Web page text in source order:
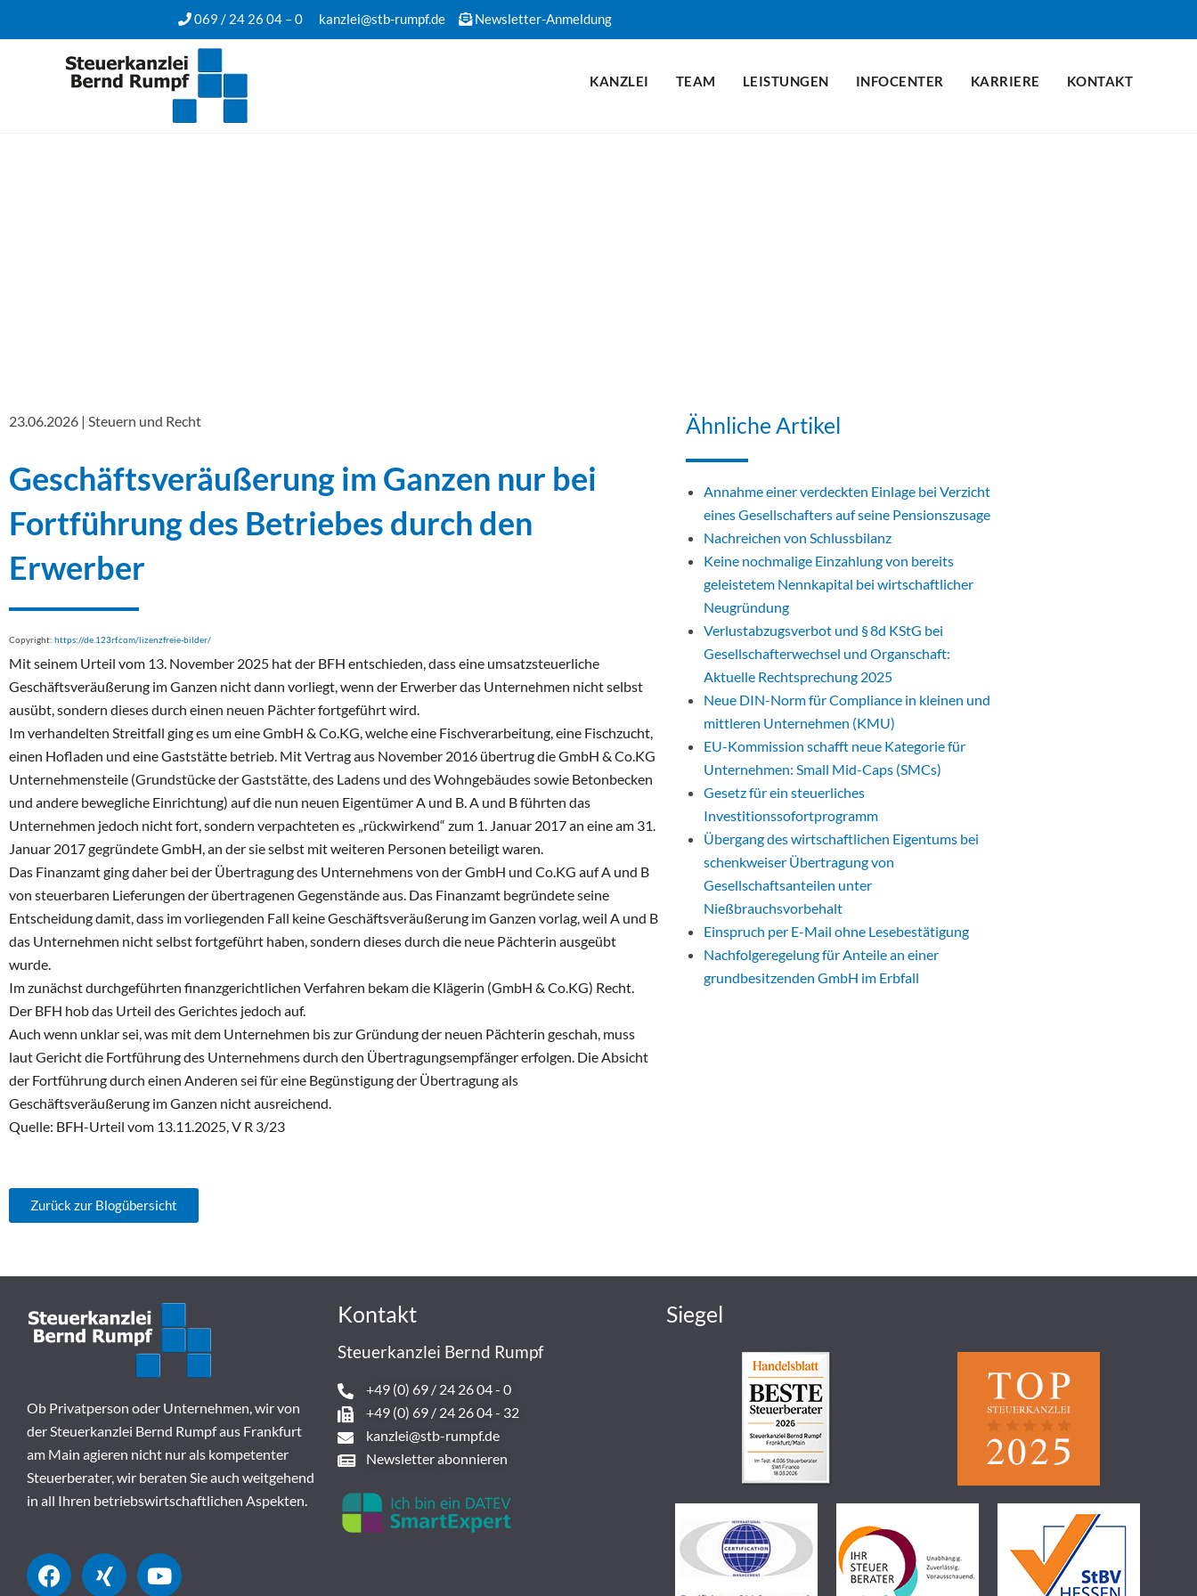
069 / 24 26 04 – 0 kanzlei@stb-rumpf.de Newsletter-Anmeldung
KANZLEI TEAM LEISTUNGEN INFOCENTER KARRIERE KONTAKT
23.06.2026 | Steuern und Recht
Geschäftsveräußerung im Ganzen nur bei
Fortführung des Betriebes durch den
Erwerber
Copyright: https://de.123rf.com/lizenzfreie-bilder/
Mit seinem Urteil vom 13. November 2025 hat der BFH entschieden, dass eine umsatzsteuerliche
Geschäftsveräußerung im Ganzen nicht dann vorliegt, wenn der Erwerber das Unternehmen nicht selbst
ausübt, sondern dieses durch einen neuen Pächter fortgeführt wird.
Im verhandelten Streitfall ging es um eine GmbH & Co.KG, welche eine Fischverarbeitung, eine Fischzucht,
einen Hofladen und eine Gaststätte betrieb. Mit Vertrag aus November 2016 übertrug die GmbH & Co.KG
Unternehmensteile (Grundstücke der Gaststätte, des Ladens und des Wohngebäudes sowie Betonbecken
und andere bewegliche Einrichtung) auf die nun neuen Eigentümer A und B. A und B führten das
Unternehmen jedoch nicht fort, sondern verpachteten es „rückwirkend“ zum 1. Januar 2017 an eine am 31.
Januar 2017 gegründete GmbH, an der sie selbst mit weiteren Personen beteiligt waren.
Das Finanzamt ging daher bei der Übertragung des Unternehmens von der GmbH und Co.KG auf A und B
von steuerbaren Lieferungen der übertragenen Gegenstände aus. Das Finanzamt begründete seine
Entscheidung damit, dass im vorliegenden Fall keine Geschäftsveräußerung im Ganzen vorlag, weil A und B
das Unternehmen nicht selbst fortgeführt haben, sondern dieses durch die neue Pächterin ausgeübt
wurde.
Im zunächst durchgeführten finanzgerichtlichen Verfahren bekam die Klägerin (GmbH & Co.KG) Recht.
Der BFH hob das Urteil des Gerichtes jedoch auf.
Auch wenn unklar sei, was mit dem Unternehmen bis zur Gründung der neuen Pächterin geschah, muss
laut Gericht die Fortführung des Unternehmens durch den Übertragungsempfänger erfolgen. Die Absicht
der Fortführung durch einen Anderen sei für eine Begünstigung der Übertragung als
Geschäftsveräußerung im Ganzen nicht ausreichend.
Quelle: BFH-Urteil vom 13.11.2025, V R 3/23
Zurück zur Blogübersicht
Ähnliche Artikel
Annahme einer verdeckten Einlage bei Verzicht
eines Gesellschafters auf seine Pensionszusage
Nachreichen von Schlussbilanz
Keine nochmalige Einzahlung von bereits
geleistetem Nennkapital bei wirtschaftlicher
Neugründung
Verlustabzugsverbot und § 8d KStG bei
Gesellschafterwechsel und Organschaft:
Aktuelle Rechtsprechung 2025
Neue DIN-Norm für Compliance in kleinen und
mittleren Unternehmen (KMU)
EU-Kommission schafft neue Kategorie für
Unternehmen: Small Mid-Caps (SMCs)
Gesetz für ein steuerliches
Investitionssofortprogramm
Übergang des wirtschaftlichen Eigentums bei
schenkweiser Übertragung von
Gesellschaftsanteilen unter
Nießbrauchsvorbehalt
Einspruch per E-Mail ohne Lesebestätigung
Nachfolgeregelung für Anteile an einer
grundbesitzenden GmbH im Erbfall
Ob Privatperson oder Unternehmen, wir von
der Steuerkanzlei Bernd Rumpf aus Frankfurt
am Main agieren nicht nur als kompetenter
Steuerberater, wir beraten Sie auch weitgehend
in all Ihren betriebswirtschaftlichen Aspekten.
Kontakt
Steuerkanzlei Bernd Rumpf
+49 (0) 69 / 24 26 04 - 0
+49 (0) 69 / 24 26 04 - 32
kanzlei@stb-rumpf.de
Newsletter abonnieren
Siegel